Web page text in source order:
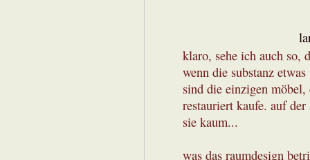
klaro, sehe ich auch so,
wenn die substanz
sind die einzigen
restauriert kaufe. auf
sie kaum...
was das raumdesign